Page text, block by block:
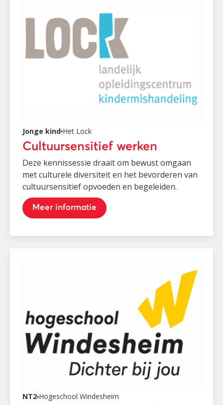
Jonge kind Het Lock
Cultuursensitief werken
Deze kennissessie draait om bewust omgaan
met culturele diversiteit en het bevorderen van
cultuursensitief opvoeden en begeleiden.
Meer informatie
NT2 Hogeschool Windesheim